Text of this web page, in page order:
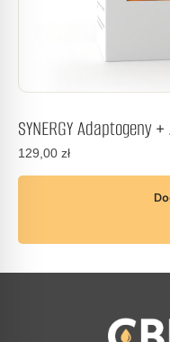
SYNERGY Adaptogeny
129,00 zł